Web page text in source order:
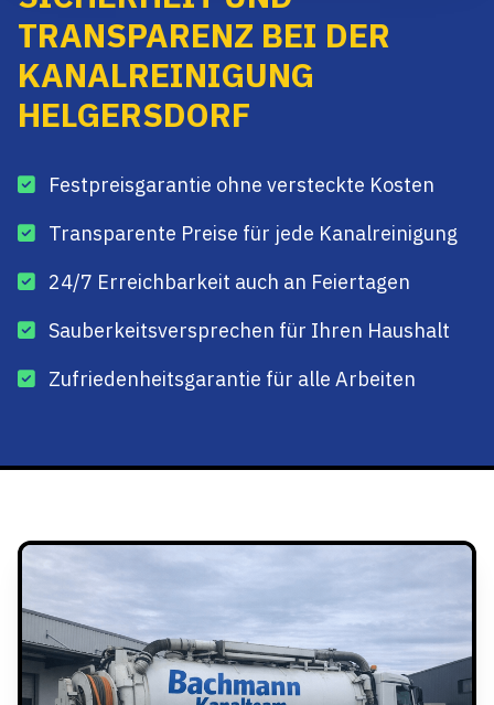
TRANSPARENZ BEI DER
KANALREINIGUNG
HELGERSDORF
Festpreisgarantie ohne versteckte Kosten
Transparente Preise für jede Kanalreinigung
24/7 Erreichbarkeit auch an Feiertagen
Sauberkeitsversprechen für Ihren Haushalt
Zufriedenheitsgarantie für alle Arbeiten